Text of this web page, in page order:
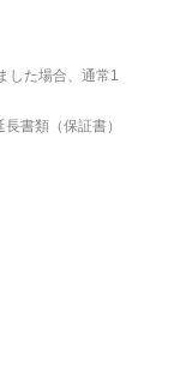
した場合、通常1
書類（保証書）